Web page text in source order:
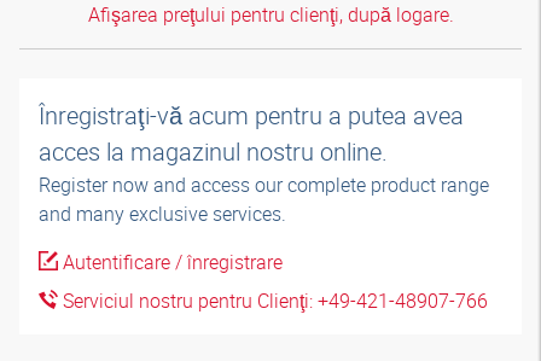
Afişarea preţului pentru clienţi, după logare.
Înregistraţi-vă acum pentru a putea avea
acces la magazinul nostru online.
Register now and access our complete product range
and many exclusive services.
Autentificare / înregistrare
Serviciul nostru pentru Clienţi: +49-421-48907-766